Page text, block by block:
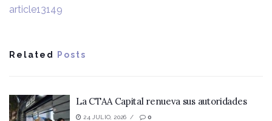
article13149
Related Posts
La CTAA Capital renueva sus autoridades
24 JULIO, 2026 0